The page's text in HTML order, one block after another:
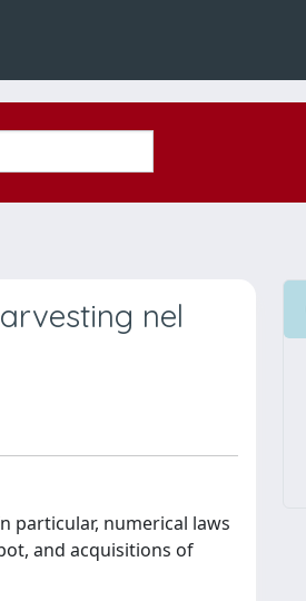
nel
particular, numerical laws
and acquisitions of